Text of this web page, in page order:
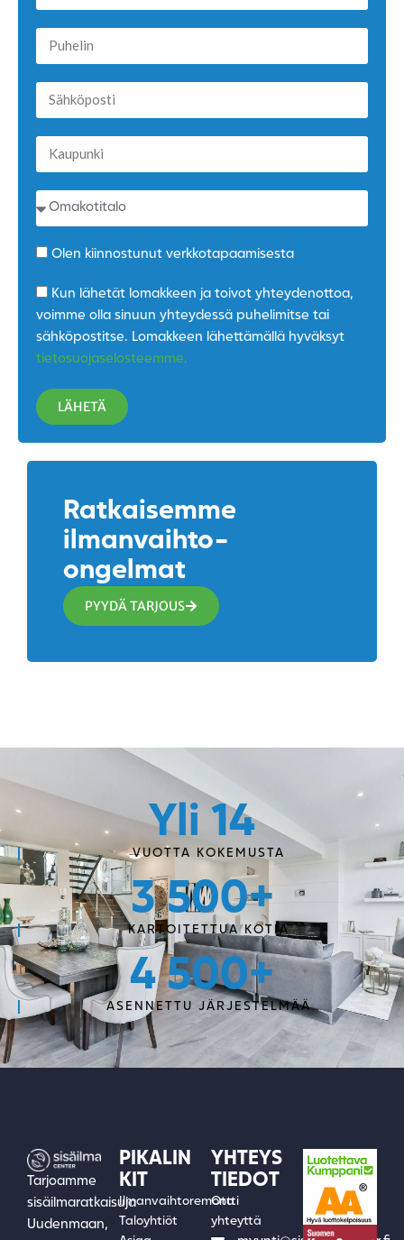
Olen kiinnostunut verkkotapaamisesta
Kun lähetät lomakkeen ja toivot yhteydenottoa,
voimme olla sinuun yhteydessä puhelimitse tai
sähköpostitse. Lomakkeen lähettämällä hyväksyt
tietosuojaselosteemme.
LÄHETÄ
Ratkaisemme
ilmanvaihto-
ongelmat
PYYDÄ TARJOUS
Yli 14
VUOTTA KOKEMUSTA
3 500+
KARTOITETTUA KOTIA
4 500+
ASENNETTU JÄRJESTELMÄÄ
Tarjoamme
sisäilmaratkaisuja
Uudenmaan,
PIKALIN
KIT
Ilmanvaihtoremontti
Taloyhtiöt
YHTEYS
TIEDOT
Ota
yhteyttä